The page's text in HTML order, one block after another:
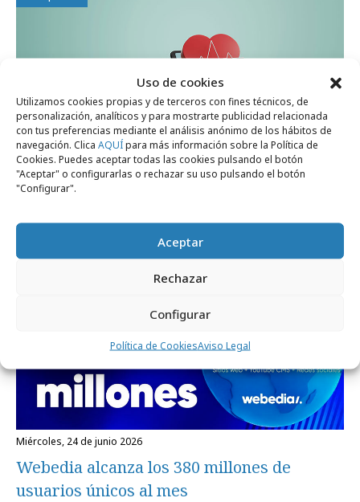
Uso de cookies
Utilizamos cookies propias y de terceros con fines técnicos, de
personalización, analíticos y para mostrarte publicidad relacionada
con tus preferencias mediante el análisis anónimo de los hábitos de
navegación. Clica AQUÍpara más información sobre la Política de
Cookies. Puedes aceptar todas las cookies pulsando el botón
"Aceptar" o configurarlas o rechazar su uso pulsando el botón
"Configurar".
Aceptar
Rechazar
Configurar
Política de CookiesAviso Legal
martes, 21 de julio 2026
La salud también se construye en las redes
miércoles, 24 de junio 2026
Webedia alcanza los 380 millones de
usuarios únicos al mes